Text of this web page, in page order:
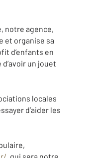
notre agence,
et organise sa
d’enfants en
un jouet
locales
d’aider les